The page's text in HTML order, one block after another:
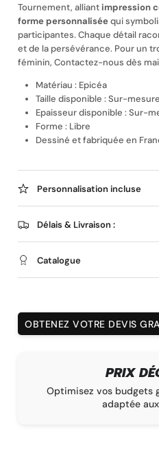
Tournement, alliantimpression
forme personnaliséequi
participantes. Chaque détail
et de la persévérance. Pour un
féminin, Contactez-nous dès
Matériau : Epicéa
Taille disponible : Sur-mesure
Epaisseur disponible : Sur-
Forme : Libre
Dessiné et fabriquée en
Personnalisation incluse
Délais & Livraison :
Catalogue
OBTENEZ VOTRE DEVIS
PRIX
Optimisez vos budgets
adaptée